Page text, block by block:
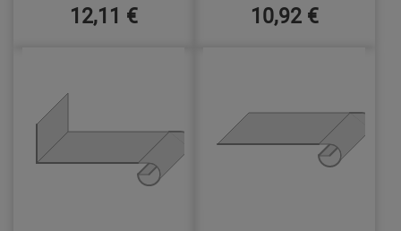
12,11 € 10,92 €